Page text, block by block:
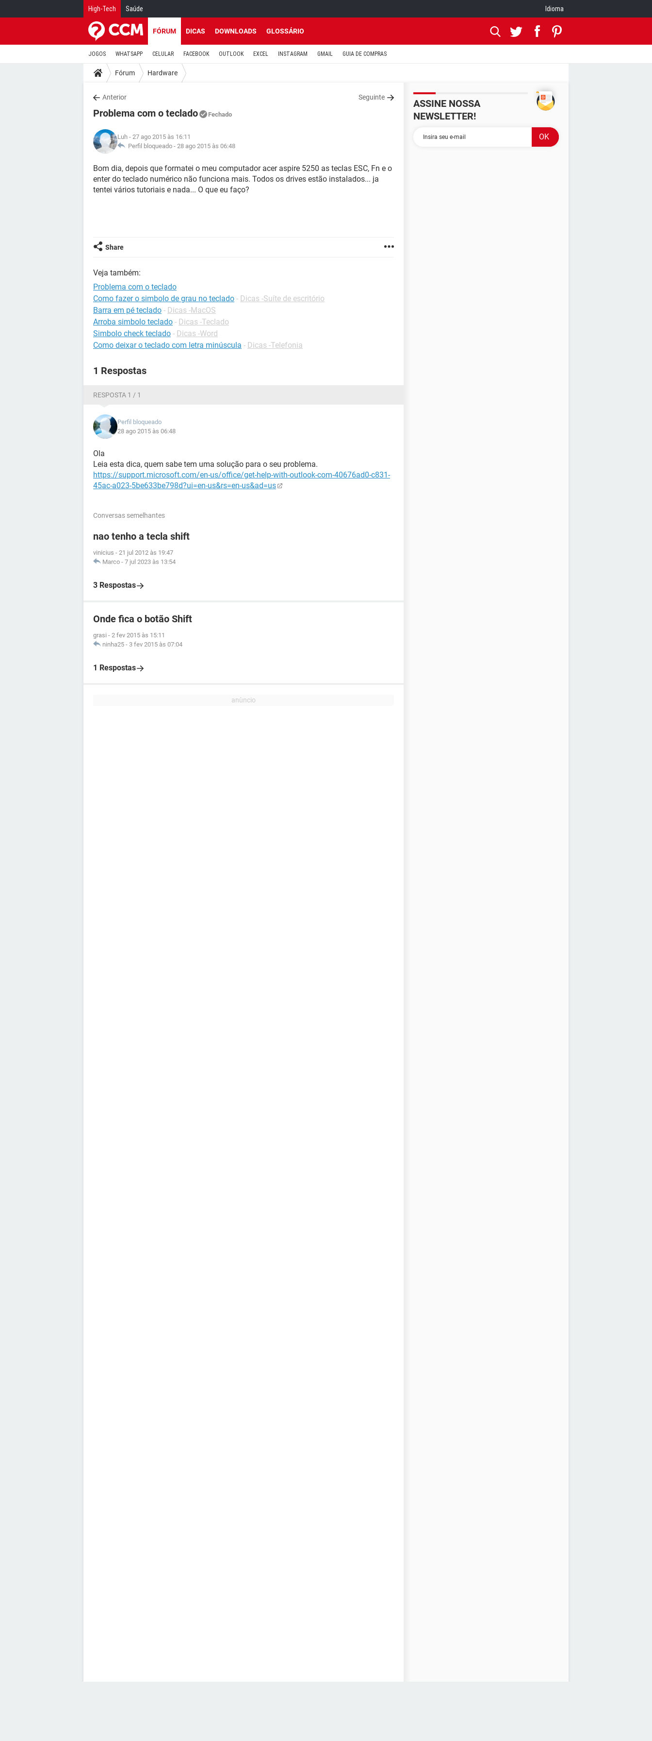
High-Tech Saúde Idioma
FÓRUM DICAS DOWNLOADS GLOSSÁRIO
JOGOS WHATSAPP CELULAR FACEBOOK OUTLOOK EXCEL INSTAGRAM GMAIL GUIA DE COMPRAS
Fórum Hardware
Anterior Seguinte
Problema com o teclado Fechado
Luh - 27 ago 2015 às 16:11
Perfil bloqueado - 28 ago 2015 às 06:48
Bom dia, depois que formatei o meu computador acer aspire 5250 as teclas ESC, Fn e o
enter do teclado numérico não funciona mais. Todos os drives estão instalados... ja
tentei vários tutoriais e nada... O que eu faço?
Share
Veja também:
Problema com o teclado
Como fazer o simbolo de grau no teclado - Dicas -Suíte de escritório
Barra em pé teclado - Dicas -MacOS
Arroba simbolo teclado - Dicas -Teclado
Simbolo check teclado - Dicas -Word
Como deixar o teclado com letra minúscula - Dicas -Telefonia
1 Respostas
RESPOSTA 1 / 1
Perfil bloqueado
28 ago 2015 às 06:48
Ola
Leia esta dica, quem sabe tem uma solução para o seu problema.
https://support.microsoft.com/en-us/office/get-help-with-outlook-com-40676ad0-c831-
45ac-a023-5be633be798d?ui=en-us&rs=en-us&ad=us
Conversas semelhantes
nao tenho a tecla shift
vinicius - 21 jul 2012 às 19:47
Marco - 7 jul 2023 às 13:54
3 Respostas
Onde fica o botão Shift
grasi - 2 fev 2015 às 15:11
ninha25 - 3 fev 2015 às 07:04
1 Respostas
ASSINE NOSSA
NEWSLETTER!